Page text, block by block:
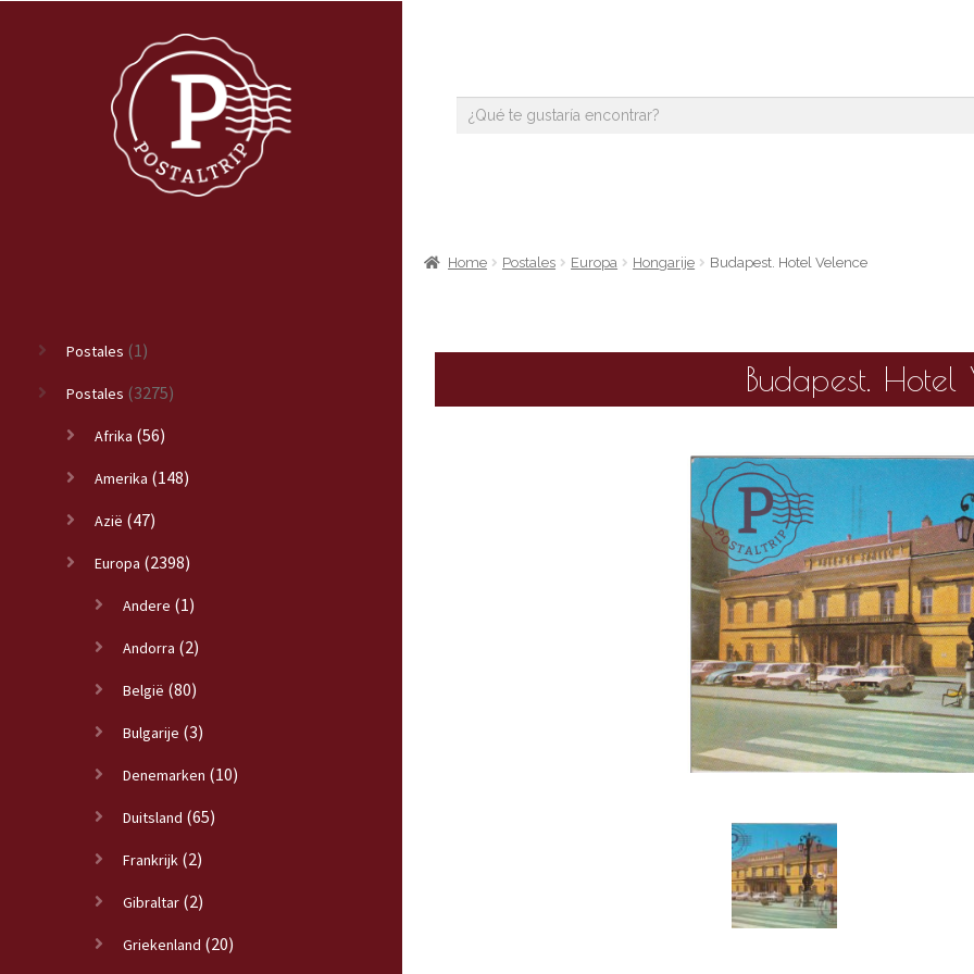
Postales (1)
Postales (3275)
Afrika (56)
Amerika (148)
Azië (47)
Europa (2398)
Andere (1)
Andorra (2)
België (80)
Bulgarije (3)
Denemarken (10)
Duitsland (65)
Frankrijk (2)
Gibraltar (2)
Griekenland (20)
Home Postales Europa Hongarije Budapest. Hotel Velence
Budapest. Hotel